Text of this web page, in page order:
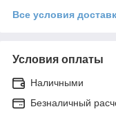
Все условия
Условия оплаты
Наличными
Безналичный